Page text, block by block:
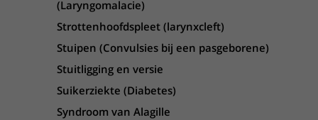
(Laryngomalacie)
Strottenhoofdspleet (larynxcleft)
Stuipen (Convulsies bij een pasgeborene)
Stuitligging en versie
Suikerziekte (Diabetes)
Syndroom van Alagille